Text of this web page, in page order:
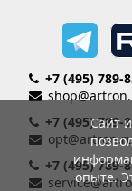
+7 (495) 789-
+7 (495) 789-
+7 (495) 789-
Сайт
опыте.